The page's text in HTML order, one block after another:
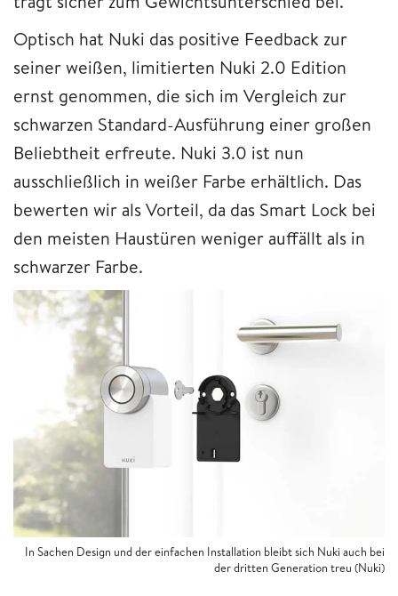
Optisch hat Nuki das positive Feedback zur
seiner weißen, limitierten Nuki 2.0 Edition
ernst genommen, die sich im Vergleich zur
schwarzen Standard-Ausführung einer großen
Beliebtheit erfreute. Nuki 3.0 ist nun
ausschließlich in weißer Farbe erhältlich. Das
bewerten wir als Vorteil, da das Smart Lock bei
den meisten Haustüren weniger auffällt als in
schwarzer Farbe.
In Sachen Design und der einfachen Installation bleibt sich Nuki auch bei
der dritten Generation treu (Nuki)